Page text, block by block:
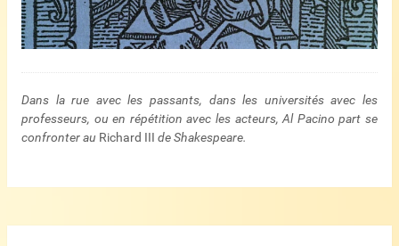
Dans la rue avec les passants, dans les universités avec les
professeurs, ou en répétition avec les acteurs, Al Pacino part se
confronter au Richard III de Shakespeare.